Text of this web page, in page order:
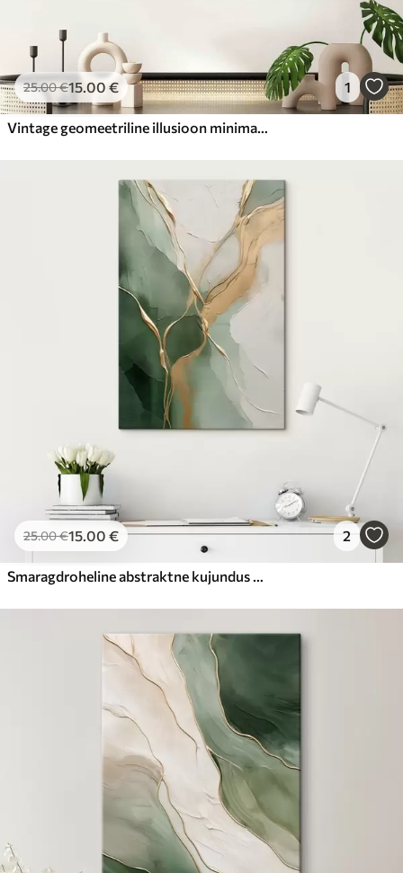
25.00€15.00 € 1
Vintage geomeetriline illusioon minimalistlikus stiilis
25.00€15.00 € 2
Smaragdroheline abstraktne kujundus kollaste joontega